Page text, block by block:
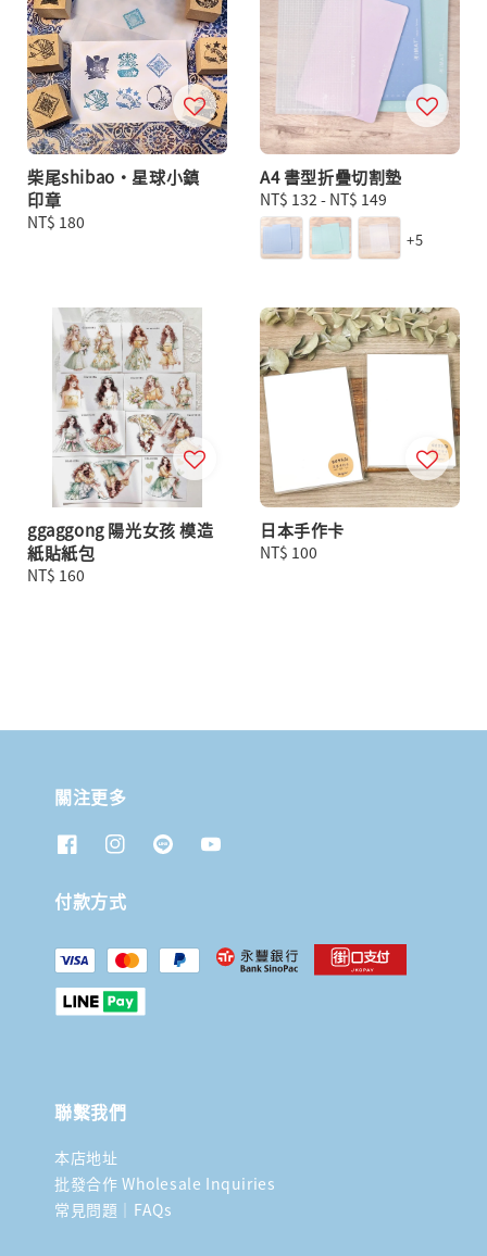
柴尾shibao・星球小鎮
印章
Regular
NT$ 180
A4 書型折疊切割墊
Regular
price
NT$ 132 - NT$ 149
+5
ggaggong 陽光女孩 模造
紙貼紙包
Regular
NT$ 160
日本手作卡
Regular
NT$ 100
關注更多
付款方式
聯繫我們
本店地址
批發合作 Wholesale Inquiries
常見問題｜FAQs